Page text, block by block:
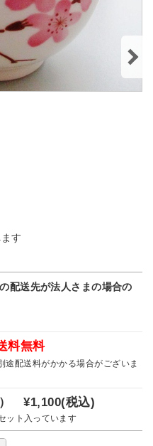
す
配送先が法人さまの場合の
料無料
配送料がかかる場合がございま
）¥1,100(税込)
ット入っています